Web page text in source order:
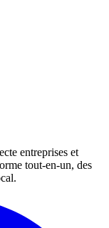
entreprises et
tout-en-un, des